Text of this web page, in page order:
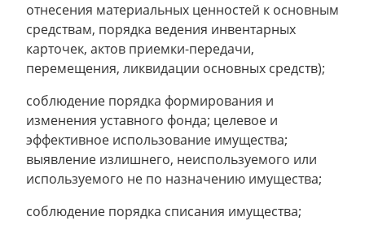
отнесения материальных ценностей к основным
средствам, порядка ведения инвентарных
карточек, актов приемки-передачи,
перемещения, ликвидации основных средств);
соблюдение порядка формирования и
изменения уставного фонда; целевое и
эффективное использование имущества;
выявление излишнего, неиспользуемого или
используемого не по назначению имущества;
соблюдение порядка списания имущества;